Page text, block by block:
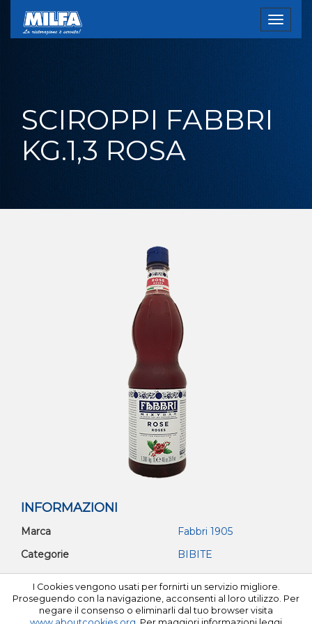
Toggle
SCIROPPI FABBRI
KG.1,3 ROSA
INFORMAZIONI
Marca
Fabbri 1905
Categorie
BIBITE
©Tutti i diritti riservati 2026 Milfa C.F e P.I. 02534080102
I Cookies vengono usati per fornirti un servizio migliore.
Proseguendo con la navigazione, acconsenti al loro utilizzo. Per
negare il consenso o eliminarli dal tuo browser visita